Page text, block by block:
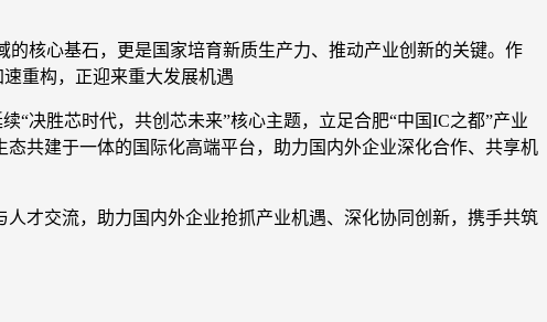
核心基石，更是国家培育新质生产力、推动产业创新的关键。作
重构，正迎来重大发展机遇
“决胜芯时代，共创芯未来”核心主题，立足合肥“中国IC之都”产业
共建于一体的国际化高端平台，助力国内外企业深化合作、共享机
才交流，助力国内外企业抢抓产业机遇、深化协同创新，携手共筑